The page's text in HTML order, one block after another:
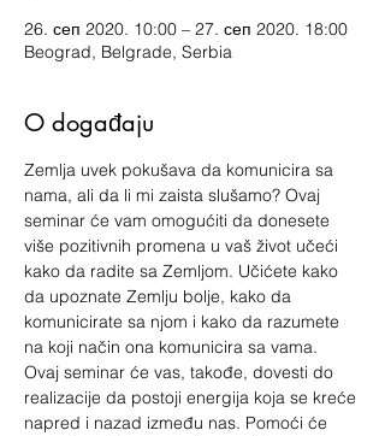
26. сеп 2020. 10:00 – 27. сеп 2020. 18:00
Beograd, Belgrade, Serbia
O događaju
Zemlja uvek pokušava da komunicira sa
nama, ali da li mi zaista slušamo? Ovaj
seminar će vam omogućiti da donesete
više pozitivnih promena u vaš život učeći
kako da radite sa Zemljom. Učićete kako
da upoznate Zemlju bolje, kako da
komunicirate sa njom i kako da razumete
na koji način ona komunicira sa vama.
Ovaj seminar će vas, takođe, dovesti do
realizacije da postoji energija koja se kreće
napred i nazad između nas. Pomoći će